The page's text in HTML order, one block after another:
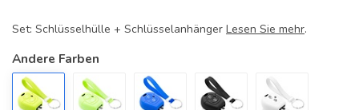
Set: Schlüsselhülle + Schlüsselanhänger Lesen Sie mehr.
Andere Farben